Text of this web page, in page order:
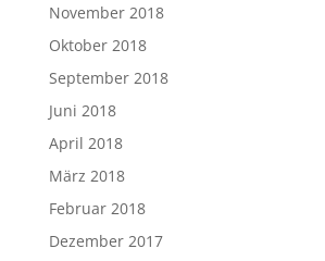
November 2018
Oktober 2018
September 2018
Juni 2018
April 2018
März 2018
Februar 2018
Dezember 2017